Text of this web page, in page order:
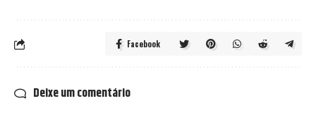
Facebook
Deixe um comentário